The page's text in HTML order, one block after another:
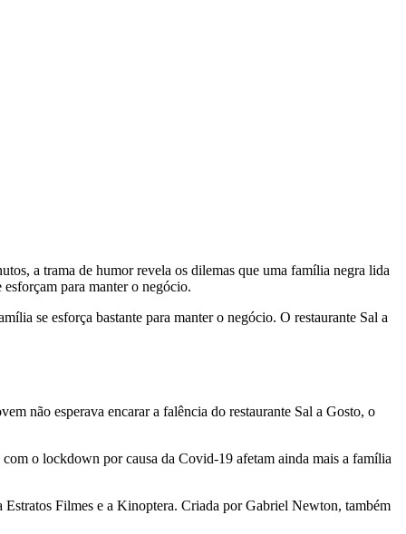
a trama de humor revela os dilemas que uma família negra lida
para manter o negócio.
se esforça bastante para manter o negócio. O restaurante Sal a
não esperava encarar a falência do restaurante Sal a Gosto, o
o lockdown por causa da Covid-19 afetam ainda mais a família
Filmes e a Kinoptera. Criada por Gabriel Newton, também